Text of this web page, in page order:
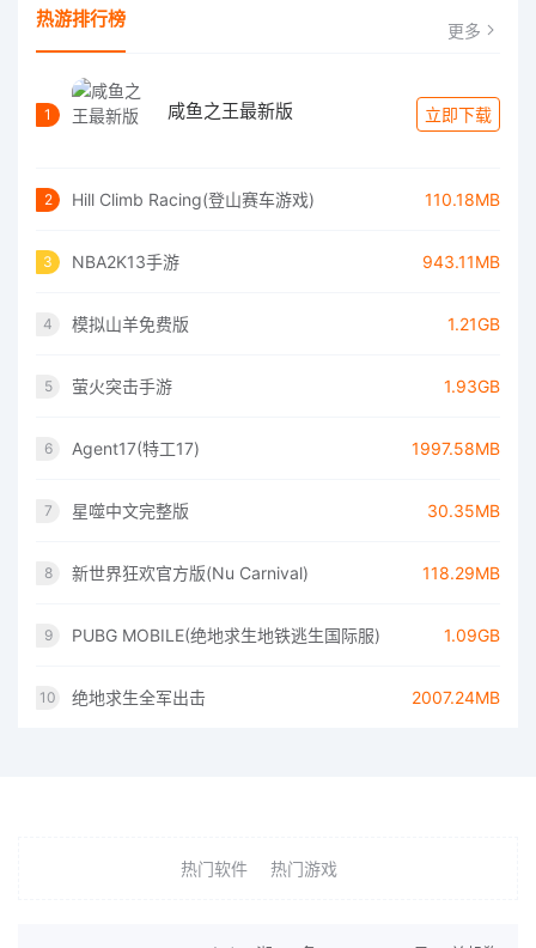
热游排行榜 更多
1 咸鱼之王最新版 立即下载
2 Hill Climb Racing(登山赛车游戏) 110.18MB
3 NBA2K13手游 943.11MB
4 模拟山羊免费版 1.21GB
5 萤火突击手游 1.93GB
6 Agent17(特工17) 1997.58MB
7 星噬中文完整版 30.35MB
8 新世界狂欢官方版(Nu Carnival) 118.29MB
9 PUBG MOBILE(绝地求生地铁逃生国际服) 1.09GB
10 绝地求生全军出击 2007.24MB
热门软件 热门游戏